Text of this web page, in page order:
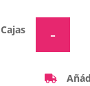
Cajas